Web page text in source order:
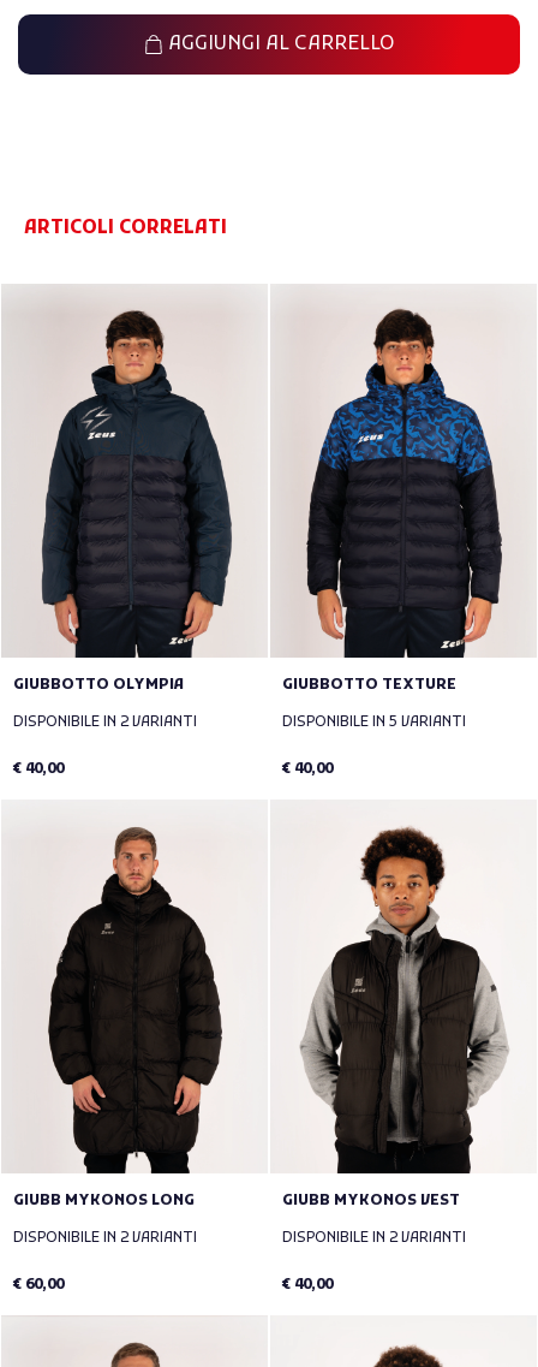
AGGIUNGI AL CARRELLO
ARTICOLI CORRELATI
GIUBBOTTO OLYMPIA
DISPONIBILE IN 2 VARIANTI
€ 40,00
GIUBBOTTO TEXTURE
DISPONIBILE IN 5 VARIANTI
€ 40,00
GIUBB MYKONOS LONG
DISPONIBILE IN 2 VARIANTI
€ 60,00
GIUBB MYKONOS VEST
DISPONIBILE IN 2 VARIANTI
€ 40,00